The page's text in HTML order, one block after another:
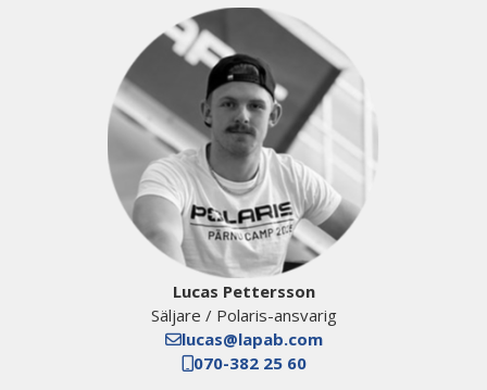
Lucas Pettersson
Säljare / Polaris-ansvarig
lucas@lapab.com
070-382 25 60